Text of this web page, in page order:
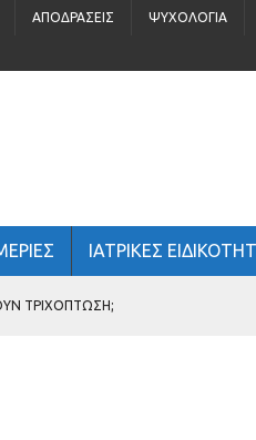
ΑΠΟΔΡΆΣΕΙΣ ΨΥΧΟΛΟΓΊΑ
ΙΑΤΡΙΚΕΣ
ΓΙΑ ΠΑΙΔΙΆ 5 – 16 ΕΤΏΝ